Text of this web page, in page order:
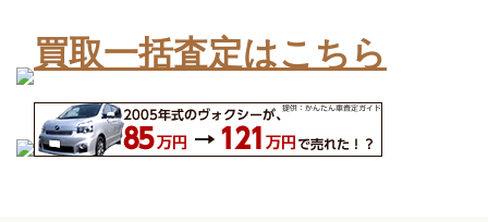
買取一括査定はこちら